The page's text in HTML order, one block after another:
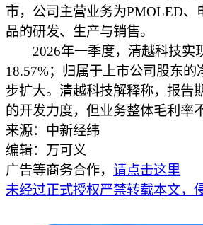
市，公司主营业务为PMOLED
品的研发、生产与销售。
2026年一季度，清越科技实
18.57%；归属于上市公司股东
步扩大。清越科技解释称，报告
的开发力度，但业务整体毛利率
来源：中新经纬
编辑：万可义
广告等商务合作， 请点击这里
未经过正式授权严禁转载本文，